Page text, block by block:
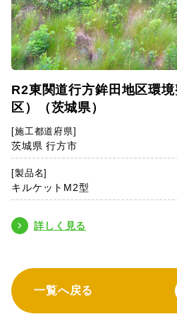
R2東関道行方鉾田地区環
区）（茨城県）
[施工都道府県]
茨城県 行方市
[製品名]
キルケットM2型
詳しく見る
一覧へ戻る